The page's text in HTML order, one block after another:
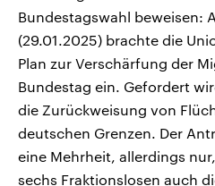
Bundestagswahl beweisen:
(29.01.2025) brachte die
Plan zur Verschärfung der
Bundestag ein. Gefordert
die Zurückweisung von
deutschen Grenzen. Der
eine Mehrheit, allerdings
sechs Fraktionslosen auch